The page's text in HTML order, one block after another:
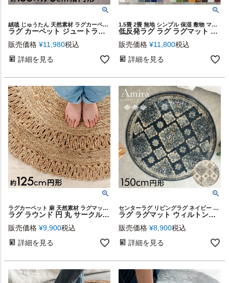
絨毯 じゅうたん 天然素材 ラグカーペット ラウンド ハンドメイド 円 ベッドサイド 寝室 リビング ダイニング 海外インテリア 韓国インテリア 新生活 模様替え ギフト プレゼント
ラグ カーペット ジュートラグ 幅190cm 130×190 楕円形 約 W 130cm D 190cm H 1cm ジュート マット インド製 麻 ネイビー ホワイト ライン ラグマット 室内 屋内 オールシーズン 春 夏 秋 冬 ナチュラル ボーホー BOHO おしゃれ 北欧 リゾート インテリア 西海岸 [34609]
販売価格 ¥11,980税込
詳細を見る
1.5畳 2畳 無地 シンプル 保湿 敷物 マイクロファイバー ウレタン フランネル ホットカーペットカバー ラグカーペット 低反発ラグマット 子供 赤ちゃん 部屋 春 夏 秋 冬 大きめ 年中
低反発ラグ ラグ ラグマット モフィネ 低反発 厚さ 28mm 約 185cm×185cm 円形 床暖房 ホットカーペット 対応 可 滑り止め付き オールシーズン カーペット 絨毯 マット センターラグ 極厚 厚手 厚め 防音 遮音 おしゃれ 北欧 インテリア 西海岸 [t100-185r]
販売価格 ¥11,800税込
詳細を見る
ラグカーペット 麻 天然素材 ラグマット 黄麻 ハンドメイド
ラグ ラウンド 円 丸 サークル 円形 ジュートラグ 約 W 125cm D 125cm D 2cm ナチュラル ベージュ [34435]【 ラグマット カーペット coastal コースタル 西海岸風 インテリア おしゃれ 絨毯 マット らぐ シンプル 爽やか ナチュラル サーフスタイル マリンスタイル 】
販売価格 ¥9,900税込
詳細を見る
センターラグ リビングラグ ネイビー ヴィンテージ風 可愛い
ラグ ラグマット ウィルトン織り オリエンタル 白 アイボリー 青 ブルー 円形 ラウンド 径150cm 約 W 150cm × D 150cm カーペット マット 絨毯 じゅうたん アミーラ ペルシャ絨毯風 おしゃれ アンティーク 風 モロッカン 韓国 インテリア 北欧 西海岸 [eg84261]
販売価格 ¥8,900税込
詳細を見る